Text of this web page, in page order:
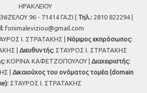
ΗΡΑΚΛΕΙΟΥ
96 - 71414 ΓΑΖΙ | Τηλ.: 2810 822294 |
fonimaleviziou@gmail.com
Ι. ΣΤΡΑΤΑΚΗΣ | Νόμιμος εκπρόσωπος:
| Διευθυντής:ΣΤΑΥΡΟΣ Ι. ΣΤΡΑΤΑΚΗΣ
ΚΟΡΙΝΑ ΚΑΦΕΤΖΟΠΟΥΛΟΥ | Διαχειριστής:
| Δικαιούχος του ονόματος τομέα (domain
ΣΤΑΥΡΟΣ Ι. ΣΤΡΑΤΑΚΗΣ